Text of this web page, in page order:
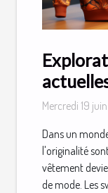
sur les
Mercredi 19
Dans un
l'originalité
vêtement
de mode. Les